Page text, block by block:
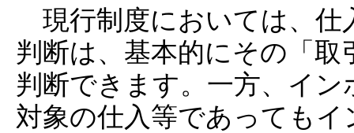
現行制度においては、仕
判断は、基本的にその「
判断できます。一方、イ
対象の仕入等であっても